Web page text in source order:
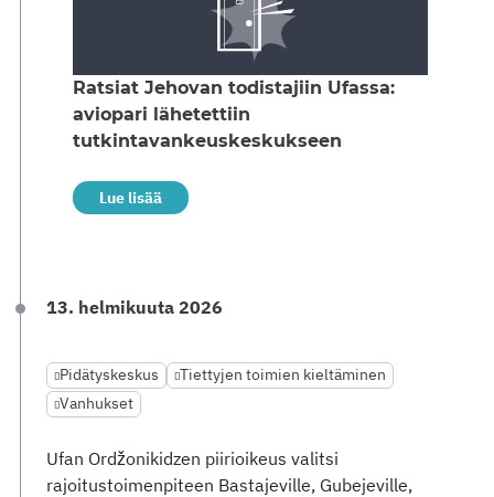
Ratsiat Jehovan todistajiin Ufassa:
aviopari lähetettiin
tutkintavankeuskeskukseen
Lue lisää
13. helmikuuta 2026
Pidätyskeskus
Tiettyjen toimien kieltäminen
Vanhukset
Ufan Ordžonikidzen piirioikeus valitsi
rajoitustoimenpiteen Bastajeville, Gubejeville,